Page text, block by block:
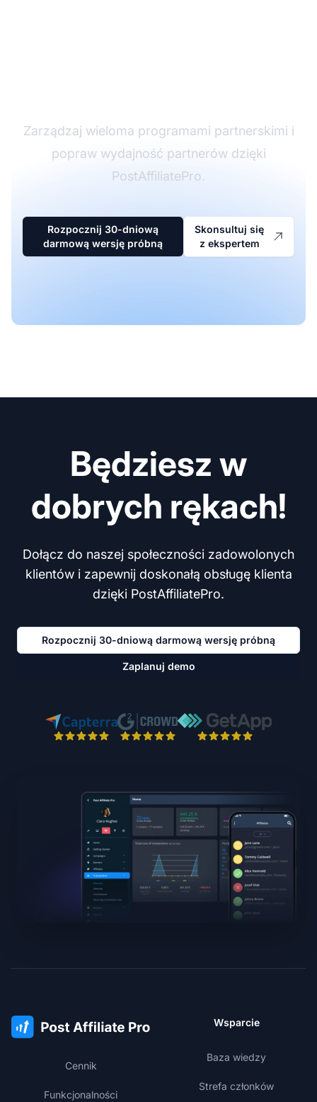
Zarządzaj wieloma programami partnerskimi i
popraw wydajność partnerów dzięki
PostAffiliatePro.
Rozpocznij 30-dniową
darmową wersję próbną
Skonsultuj się
z ekspertem
Będziesz w
dobrych rękach!
Dołącz do naszej społeczności zadowolonych
klientów i zapewnij doskonałą obsługę klienta
dzięki PostAffiliatePro.
Rozpocznij 30-dniową darmową wersję próbną
Zaplanuj demo
Cennik
Funkcjonalności
Wsparcie
Baza wiedzy
Strefa członków